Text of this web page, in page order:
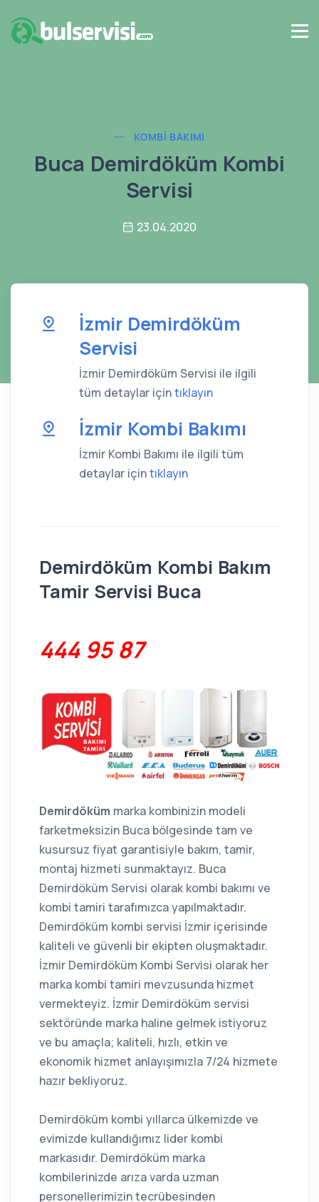
KOMBI BAKIMI
Buca Demirdöküm Kombi
Servisi
23.04.2020
İzmir Demirdöküm
Servisi
İzmir Demirdöküm Servisi ile ilgili
tüm detaylar içintıklayın
İzmir Kombi Bakımı
İzmir Kombi Bakımı ile ilgili tüm
detaylar içintıklayın
Demirdöküm Kombi Bakım
Tamir Servisi Buca
444 95 87
Demirdöküm marka kombinizin modeli
farketmeksizin Buca bölgesinde tam ve
kusursuz fiyat garantisiyle bakım, tamir,
montaj hizmeti sunmaktayız. Buca
Demirdöküm Servisi olarak kombi bakımı ve
kombi tamiri tarafımızca yapılmaktadır.
Demirdöküm kombi servisi İzmir içerisinde
kaliteli ve güvenli bir ekipten oluşmaktadır.
İzmir Demirdöküm Kombi Servisi olarak her
marka kombi tamiri mevzusunda hizmet
vermekteyiz. İzmir Demirdöküm servisi
sektöründe marka haline gelmek istiyoruz
ve bu amaçla; kaliteli, hızlı, etkin ve
ekonomik hizmet anlayışımızla 7/24 hizmete
hazır bekliyoruz.
Demirdöküm kombi yıllarca ülkemizde ve
evimizde kullandığımız lider kombi
markasıdır. Demirdöküm marka
kombilerinizde arıza varda uzman
personellerimizin tecrübesinden